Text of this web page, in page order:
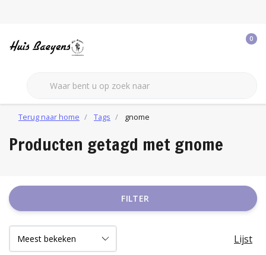
0
Terug naar home Tags gnome
Producten getagd met gnome
FILTER
Lijst